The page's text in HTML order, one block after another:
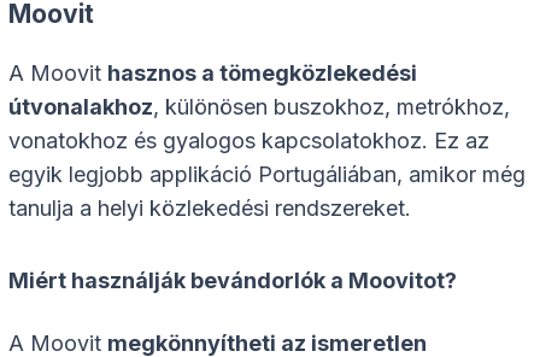
Moovit
A Moovit hasznos a tömegközlekedési
útvonalakhoz, különösen buszokhoz, metrókhoz,
vonatokhoz és gyalogos kapcsolatokhoz. Ez az
egyik legjobb applikáció Portugáliában, amikor még
tanulja a helyi közlekedési rendszereket.
Miért használják bevándorlók a Moovitot?
A Moovit megkönnyítheti az ismeretlen